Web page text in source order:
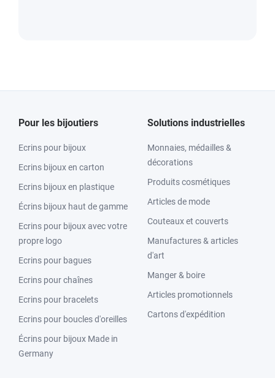
Pour les bijoutiers
Ecrins pour bijoux
Ecrins bijoux en carton
Ecrins bijoux en plastique
Écrins bijoux haut de gamme
Ecrins pour bijoux avec votre
propre logo
Ecrins pour bagues
Ecrins pour chaînes
Ecrins pour bracelets
Ecrins pour boucles d'oreilles
Écrins pour bijoux Made in
Germany
Solutions industrielles
Monnaies, médailles &
décorations
Produits cosmétiques
Articles de mode
Couteaux et couverts
Manufactures & articles
d'art
Manger & boire
Articles promotionnels
Cartons d'expédition